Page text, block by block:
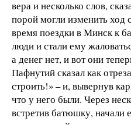
вера и несколько слов,
порой могли изменить
время поездки в Минск к
люди и стали ему
а денег нет, и вот они
Пафнутий сказал как
строить!» – и, вывернув
что у него были. Через
встретив батюшку, начали